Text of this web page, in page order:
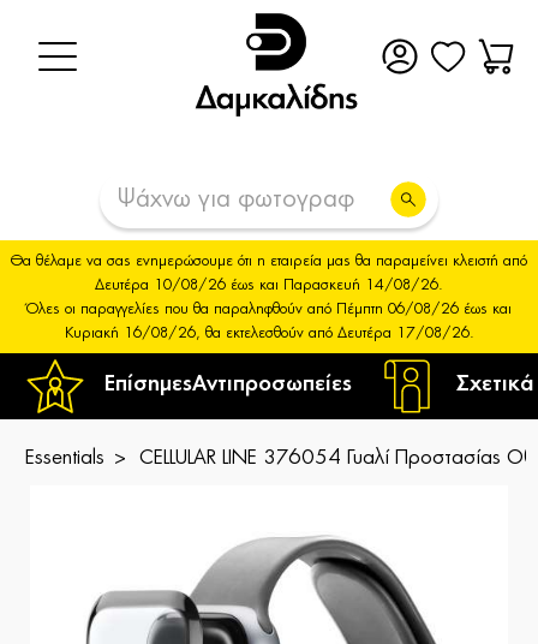
ΕπίσημεςΑντιπροσωπείες
Θα θέλαμε να σας ενημερώσουμε ότι η εταιρεία μας θα παραμείνει κλειστή από
Δευτέρα 10/08/26 έως και Παρασκευή 14/08/26.
Όλες οι παραγγελίες που θα παραληφθούν από Πέμπτη 06/08/26 έως και
Κυριακή 16/08/26, θα εκτελεσθούν από Δευτέρα 17/08/26.
Essentials CELLULAR LINE 376054 Γυαλί Προστασίας